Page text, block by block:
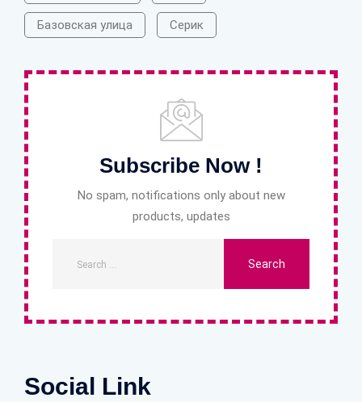
Базовская улица Серик
Subscribe Now !
No spam, notifications only about new
products, updates
Social Link